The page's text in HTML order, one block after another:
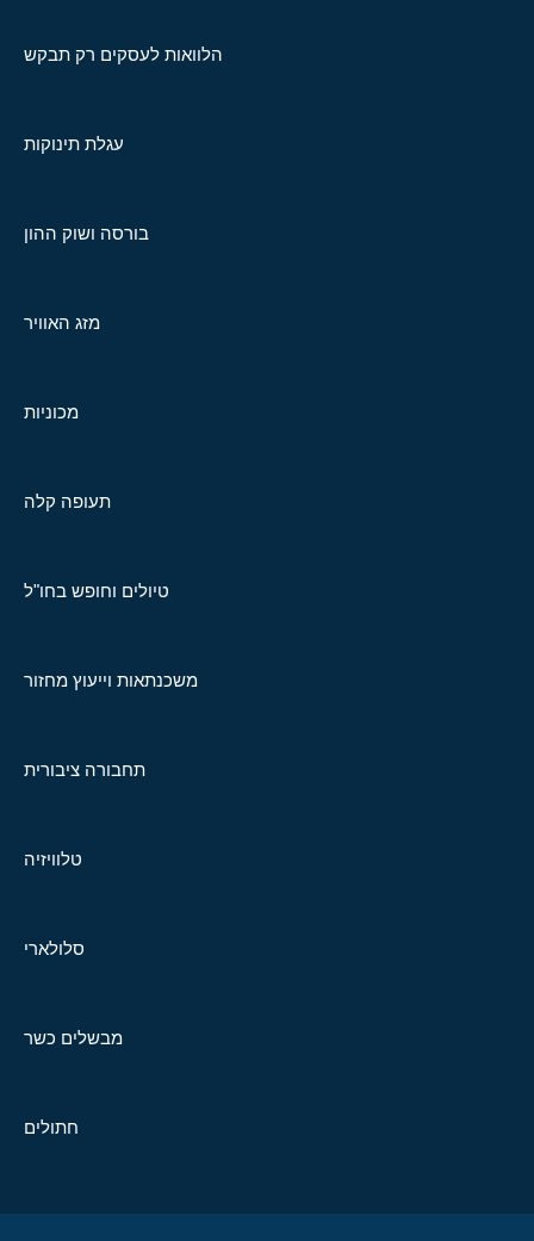
הלוואות לעסקים רק תבקש
עגלת תינוקות
בורסה ושוק ההון
מזג האוויר
מכוניות
תעופה קלה
טיולים וחופש בחו"ל
משכנתאות וייעוץ מחזור
תחבורה ציבורית
טלוויזיה
סלולארי
מבשלים כשר
חתולים